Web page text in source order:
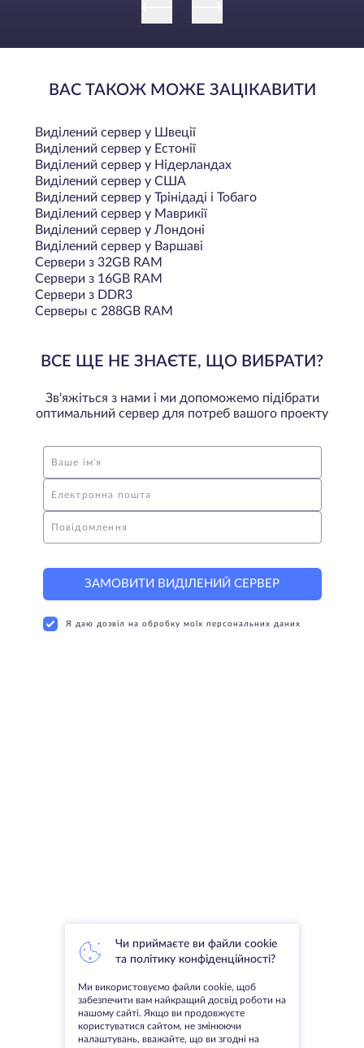
ВАС ТАКОЖ МОЖЕ ЗАЦІКАВИТИ
Виділений сервер у Швеції
Виділений сервер у Естонії
Виділений сервер у Нідерландах
Виділений сервер у США
Виділений сервер у Трінідаді і Тобаго
Виділений сервер у Маврикії
Виділений сервер у Лондоні
Виділений сервер у Варшаві
Сервери з 32GB RAM
Сервери з 16GB RAM
Сервери з DDR3
Серверы с 288GB RAM
ВСЕ ЩЕ НЕ ЗНАЄТЕ, ЩО ВИБРАТИ?
Зв'яжіться з нами і ми допоможемо підібрати
оптимальний сервер для потреб вашого проекту
Ваше ім'я
Електронна пошта
Повідомлення
ЗАМОВИТИ ВИДІЛЕНИЙ СЕРВЕР
Я даю дозвіл на обробку моїх персональних даних
Чи приймаєте ви файли cookie
та політику конфіденційності?
Ми використовуємо файли cookie, щоб
забезпечити вам найкращий досвід роботи на
нашому сайті. Якщо ви продовжуєте
користуватися сайтом, не змінюючи
налаштувань, вважайте, що ви згодні на